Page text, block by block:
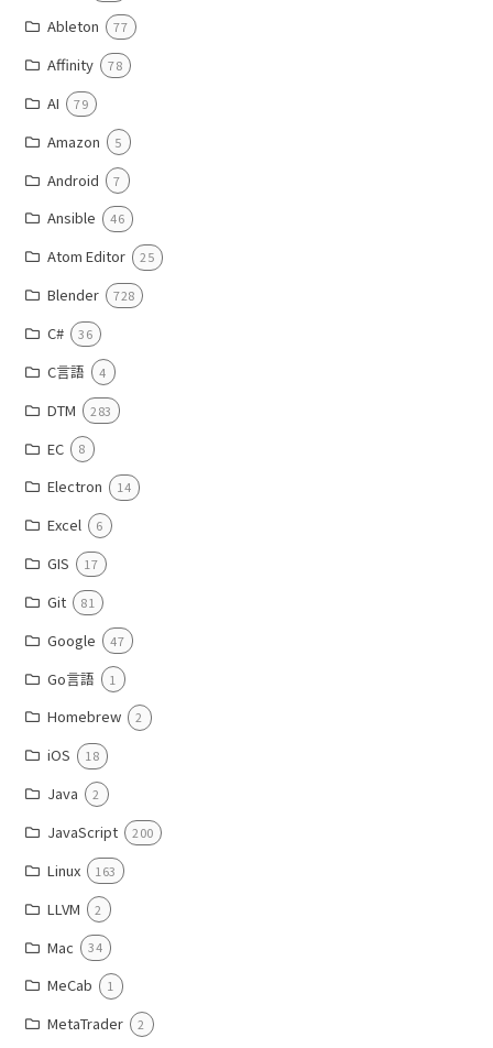
Ableton 77
Affinity 78
AI 79
Amazon 5
Android 7
Ansible 46
Atom Editor 25
Blender 728
C# 36
C言語 4
DTM 283
EC 8
Electron 14
Excel 6
GIS 17
Git 81
Google 47
Go言語 1
Homebrew 2
iOS 18
Java 2
JavaScript 200
Linux 163
LLVM 2
Mac 34
MeCab 1
MetaTrader 2